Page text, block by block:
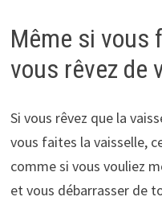
Même si vous
vous rêvez de
Si vous rêvez que la
vous faites la vaisselle,
comme si vous vouliez
et vous débarrasser de